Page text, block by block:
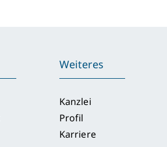
Weiteres
Kanzlei
Profil
Karriere